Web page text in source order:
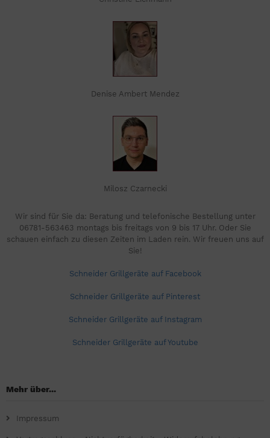
Denise Ambert Mendez
Milosz Czarnecki
Wir sind für Sie da: Beratung und telefonische Bestellung unter
06781-563463 montags bis freitags von 9 bis 17 Uhr. Oder Sie
schauen einfach zu diesen Zeiten im Laden rein. Wir freuen uns auf
Sie!
Schneider Grillgeräte auf Facebook
Schneider Grillgeräte auf Pinterest
Schneider Grillgeräte auf Instagram
Schneider Grillgeräte auf Youtube
Mehr über...
Impressum